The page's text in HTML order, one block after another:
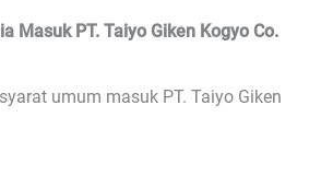
Masuk PT. Taiyo Giken Kogyo Co.
umum masuk PT. Taiyo Giken